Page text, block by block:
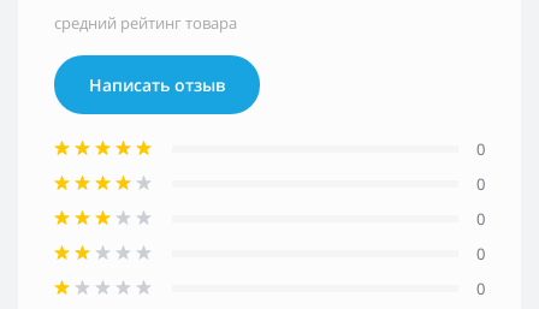
средний рейтинг товара
Написать отзыв
0
0
0
0
0